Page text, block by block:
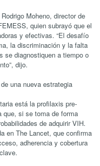
Moheno, director de
quien subrayó que el
y efectivas. “El desafío
la discriminación y la falta
se diagnostiquen a tiempo o
dijo.
una nueva estrategia
está la profilaxis pre-
que, si se toma de forma
de adquirir VIH.
en The Lancet, que confirma
adherencia y cobertura